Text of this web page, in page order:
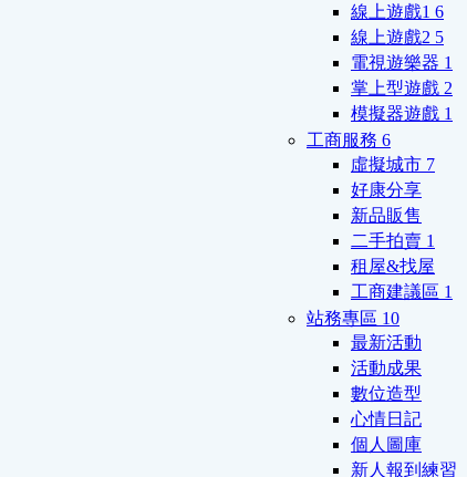
線上遊戲1 6
線上遊戲2 5
電視遊樂器 1
掌上型遊戲 2
模擬器遊戲 1
工商服務 6
虛擬城市 7
好康分享
新品販售
二手拍賣 1
租屋&找屋
工商建議區 1
站務專區 10
最新活動
活動成果
數位造型
心情日記
個人圖庫
新人報到練習